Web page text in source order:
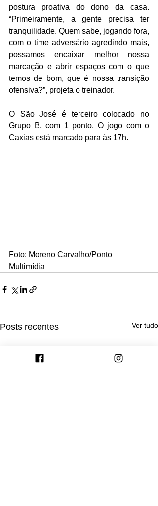
postura proativa do dono da casa.
“Primeiramente, a gente precisa ter
tranquilidade. Quem sabe, jogando fora,
com o time adversário agredindo mais,
possamos encaixar melhor nossa
marcação e abrir espaços com o que
temos de bom, que é nossa transição
ofensiva?”, projeta o treinador.
O São José é terceiro colocado no
Grupo B, com 1 ponto. O jogo com o
Caxias está marcado para às 17h.
Foto: Moreno Carvalho/Ponto
Multimídia
Posts recentes Ver tudo